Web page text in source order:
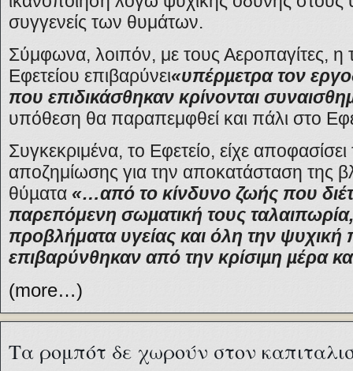
συγγενείς των θυμάτων.
Σύμφωνα, λοιπόν, με τους Αεροπαγίτες, η
Εφετείου επιβαρύνει«υπέρµετρα τον
που επιδικάσθηκαν κρίνονται
υπόθεση θα παραπεμφθεί και πάλι στο
Συγκεκριμένα, το Εφετείο, είχε
αποζημίωσης για την αποκατάσταση της
θύµατα «…από το κίνδυνο ζωής που
παρεπόμενη σωµατική τους
προβλήματα υγείας και όλη την ψυχική
επιβαρύνθηκαν από την κρίσιµη µέρα
(more…)
Τα ρομπότ δε χωρούν στον